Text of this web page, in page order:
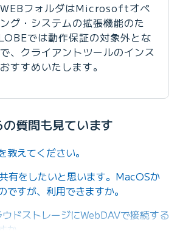
フォルダはMicrosoftオペ
グ・システムの拡張機能のた
では動作保証の対象外とな
、クライアントツールのインス
すすめいたします。
質問も見ています
教えてください。
有をしたいと思います。MacOSか
ですが、利用できますか。
ドストレージにWebDAVで接続する
。